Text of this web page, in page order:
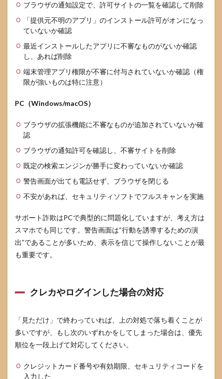
ブラウザの通知設定で、許可サイトの一覧を確認して削除
「提供元不明のアプリ」のインストール許可がオンになっ
ていないか確認
最近インストールしたアプリに不審なものがないか確認
し、あれば削除
端末管理アプリ権限が不審に付与されていないか確認（権
限が強いものは特に注意）
PC（Windows/macOS）
ブラウザの拡張機能に不審なものが追加されていないか確
認
ブラウザの通知許可を確認し、不審サイトを削除
既定の検索エンジンが勝手に変わっていないか確認
警告画面が出ても電話せず、ブラウザを閉じる
不安があれば、セキュリティソフトでフルスキャンを実施
サポート詐欺はPCで典型的に問題化していますが、考え方は
スマホでも同じです。警告画面は“行動を誘導するための演
出”であることが多いため、表示を信じて操作しないことが最
も重要です。
クレカやログインした場合の対応
「見ただけ」で終わっていれば、上の対処で落ち着くことが
多いですが、もし次のいずれかをしてしまった場合は、優先
順位を一段上げて対応してください。
クレジットカード番号や有効期限、セキュリティコードを
入力した